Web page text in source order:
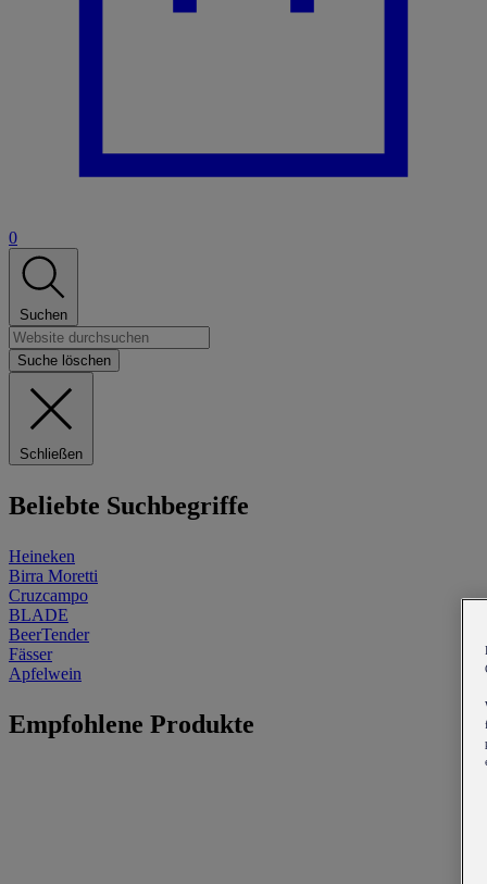
0
Suchen
Suche löschen
Schließen
Beliebte Suchbegriffe
Heineken
Birra Moretti
Cruzcampo
BLADE
BeerTender
Fässer
Apfelwein
Empfohlene Produkte